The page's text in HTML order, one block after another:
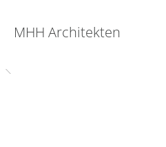
MHH Architekten